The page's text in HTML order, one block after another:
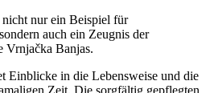
nur ein Beispiel für
auch ein Zeugnis der
Vrnjačka Banjas.
Einblicke in die Lebensweise und die
Zeit. Die sorgfältig gepflegten